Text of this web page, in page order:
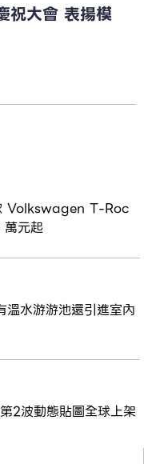
祝大會 表揚模
Volkswagen T-Roc
萬元起
水游游池還引進室內
2波動態貼圖全球上架